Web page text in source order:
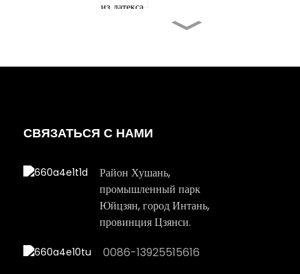
Игрушка для собак из
размеров
Рождественский питомец
латексная игрушка Санта
для большой собаки
СВЯЗАТЬСЯ С НАМИ
Район Хушань,
промышленный парк
Юйцзян, город Интань,
провинция Цзянси.
0086-13925515616